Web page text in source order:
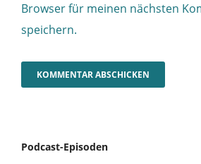
Browser für meinen nächsten
speichern.
Podcast-Episoden